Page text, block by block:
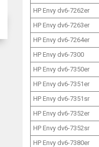
HP Envy dv6-7262er
HP Envy dv6-7263er
HP Envy dv6-7264er
HP Envy dv6-7300
HP Envy dv6-7350er
HP Envy dv6-7351er
HP Envy dv6-7351sr
HP Envy dv6-7352er
HP Envy dv6-7352sr
HP Envy dv6-7380er